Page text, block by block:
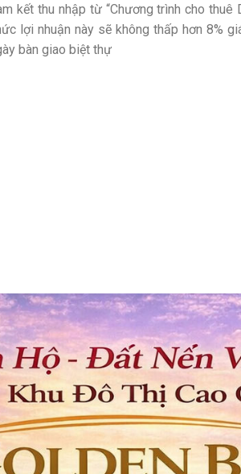
kết thu nhập từ “Chương trình cho thuê
lợi nhuận này sẽ không thấp hơn 8%
bàn giao biệt thự